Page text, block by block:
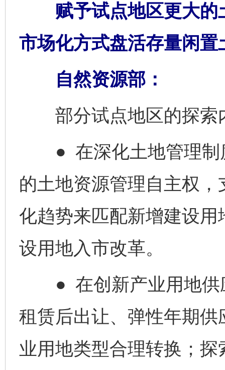
赋予试点地区更大的
市场化方式盘活存量闲置
自然资源部：
部分试点地区的探索
● 在深化土地管理制
的土地资源管理自主权
化趋势来匹配新增建设
设用地入市改革。
● 在创新产业用地供
租赁后出让、弹性年期
业用地类型合理转换；